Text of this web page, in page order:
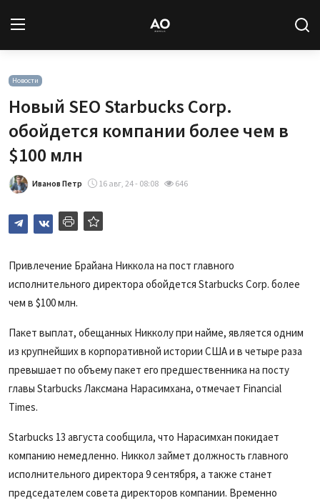
Новости
Статьи
Авторы
Архив
База знаний
Подписка
Новости
Новый SEO Starbucks Corp.
обойдется компании более чем в
$100 млн
Иванов Петр 16 авг, 24 - 08:08 646
Привлечение Брайана Никкола на пост главного
исполнительного директора обойдется Starbucks Corp. более
чем в $100 млн.
Пакет выплат, обещанных Никколу при найме, является одним
из крупнейших в корпоративной истории США и в четыре раза
превышает по объему пакет его предшественника на посту
главы Starbucks Лаксмана Нарасимхана, отмечает Financial
Times.
Starbucks 13 августа сообщила, что Нарасимхан покидает
компанию немедленно. Никкол займет должность главного
исполнительного директора 9 сентября, а также станет
председателем совета директоров компании. Временно